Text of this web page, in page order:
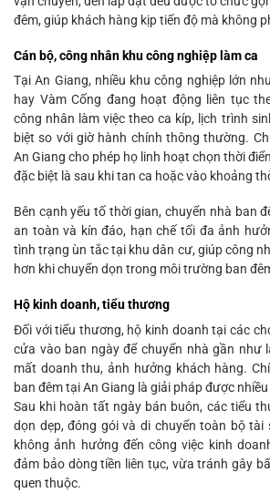
đêm, giúp khách hàng kịp tiến độ mà không
Cán bộ, công nhân khu công nghiệp làm ca
Tại An Giang, nhiều khu công nghiệp lớn
hay Vàm Cống đang hoạt động liên tục
công nhân làm việc theo ca kíp, lịch trình
biệt so với giờ hành chính thông thường.
An Giang cho phép họ linh hoạt chọn thời
đặc biệt là sau khi tan ca hoặc vào khoảng
Bên cạnh yếu tố thời gian, chuyển nhà ban
an toàn và kín đáo, hạn chế tối đa ảnh
tình trạng ùn tắc tại khu dân cư, giúp công
hơn khi chuyển dọn trong môi trường ban
Hộ kinh doanh, tiểu thương
Đối với tiểu thương, hộ kinh doanh tại các
cửa vào ban ngày để chuyển nhà gần như
mất doanh thu, ảnh hưởng khách hàng.
ban đêm tại An Giang là giải pháp được
Sau khi hoàn tất ngày bán buôn, các tiểu
dọn dẹp, đóng gói và di chuyển toàn bộ tài
không ảnh hưởng đến công việc kinh
đảm bảo dòng tiền liên tục, vừa tránh gây
quen thuộc.